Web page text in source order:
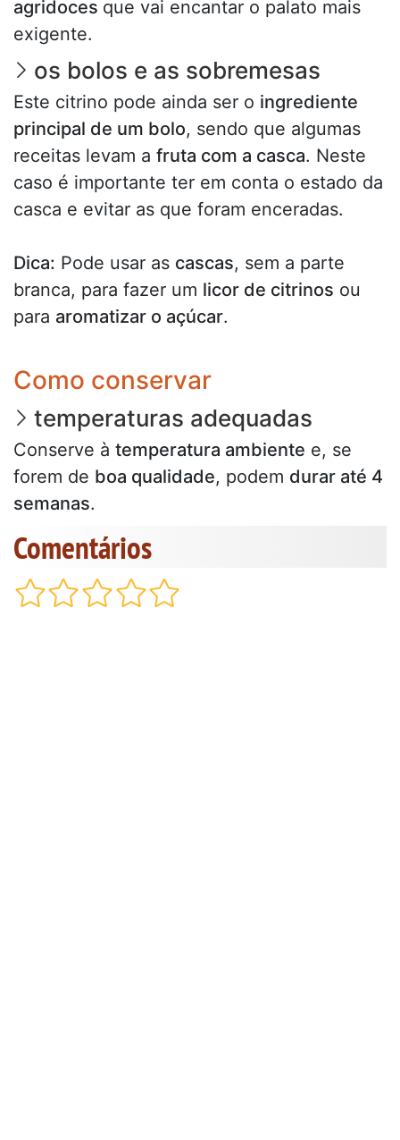
agridoces que vai encantar o palato mais
exigente.
os bolos e as sobremesas
Este citrino pode ainda ser o ingrediente
principal de um bolo, sendo que algumas
receitas levam a fruta com a casca. Neste
caso é importante ter em conta o estado da
casca e evitar as que foram enceradas.
Dica: Pode usar as cascas, sem a parte
branca, para fazer um licor de citrinos ou
para aromatizar o açúcar.
Como conservar
temperaturas adequadas
Conserve à temperatura ambiente e, se
forem de boa qualidade, podem durar até 4
semanas.
Comentários